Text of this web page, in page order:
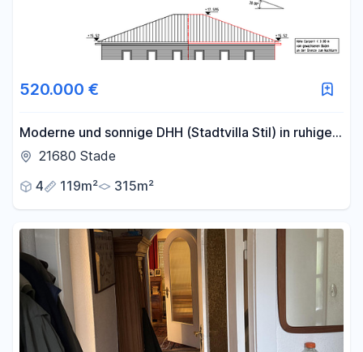
520.000 €
Moderne und sonnige DHH (Stadtvilla Stil) in ruhiger
Lage (zentralgelegene Lage in 21680 Stade)
21680 Stade
4
119m² 315m²